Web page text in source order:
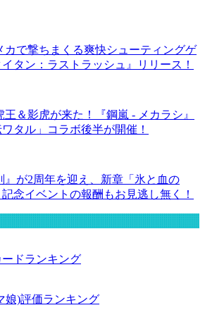
カで撃ちまくる爽快シューティングゲ
タン：ラストラッシュ』リリース！
王＆影虎が来た！『鋼嵐 - メカラシ』
タル」コラボ後半が開催！
』が2周年を迎え、新章「氷と血の
念イベントの報酬もお見逃し無く！
ドランキング
娘)評価ランキング